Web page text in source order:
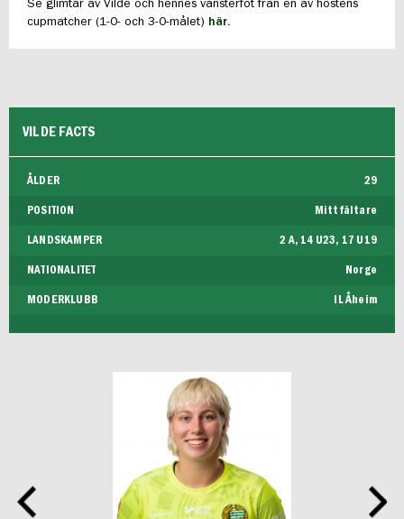
Se glimtar av Vilde och hennes vänsterfot från en av höstens
cupmatcher (1-0- och 3-0-målet) här.
VILDE FACTS
ÅLDER 29
POSITION Mittfältare
LANDSKAMPER 2 A, 14 U23, 17 U19
NATIONALITET Norge
MODERKLUBB IL Åheim